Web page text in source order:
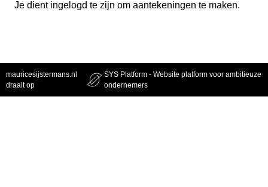
Je dient ingelogd te zijn om aantekeningen te maken.
mauricesijstermans.nl
draait op
SYS Platform - Website platform voor ambitieuze
ondernemers